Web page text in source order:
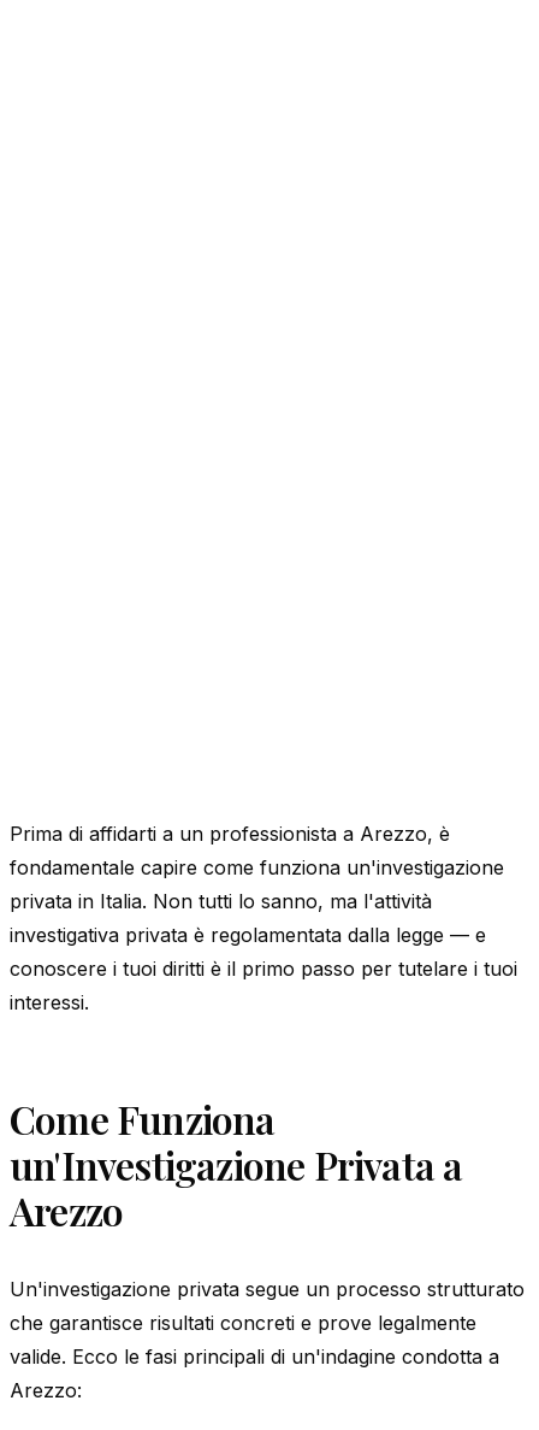
Prima di affidarti a un professionista a Arezzo, è
fondamentale capire come funziona un'investigazione
privata in Italia. Non tutti lo sanno, ma l'attività
investigativa privata è regolamentata dalla legge — e
conoscere i tuoi diritti è il primo passo per tutelare i tuoi
interessi.
Come Funziona
un'Investigazione Privata a
Arezzo
Un'investigazione privata segue un processo strutturato
che garantisce risultati concreti e prove legalmente
valide. Ecco le fasi principali di un'indagine condotta a
Arezzo: